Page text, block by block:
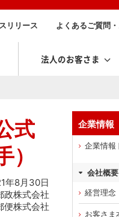
リリース よくあるご質問
法人のお客さま
式
年8月30日
政株式会社
便株式会社
企業情報
企業情報
会社概要
経営理念
お客さま